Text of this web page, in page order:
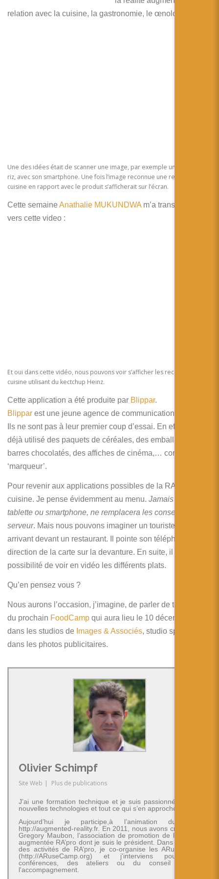
relation avec la cuisine, la gastronomie, le œnologie…
Une des idées était de scanner une image, par exemple un paquet de
riz, avec son smartphone. Une fois l’image reconnue une recette de
cuisine en rapport avec le produit s’afficherait sur l’écran.
Cette semaine Anathalie MUKUNDWA m’a transmit un lien
vers cette video :
Et oui dans cette vidéo, nous pouvons voir s’afficher les recettes de
cuisine utilisant du kectchup Heinz.
Cette application a été produite par Blippar.
Blippar est une jeune agence de communication anglaise.
Ils ne sont pas à leur premier coup d’essai. En effet, ils ont
déjà utilisé des paquets de céréales, des emballages de
barres chocolatés, des affiches de cinéma,… comme
‘marqueur’.
Pour revenir aux applications possibles de la RA et la
cuisine. Je pense évidemment au menu. Jamais un device,
tablette ou smartphone, ne remplacera les conseils d’un
serveur. Mais nous pouvons imaginer un touriste étranger
arrivant devant un restaurant. Il pointe son téléphone en
direction de la carte sur la devanture. En suite, il a la
possibilité de voir en vidéo les différents plats.
Qu’en pensez vous ?
Nous aurons l’occasion, j’imagine, de parler de tout ça lors
du prochain FoodCamp qui aura lieu le 10 décembre 2011
dans les studios de Images & Associés, studio spécialisé
dans les photos publicitaires.
Olivier Schimpf
Site Web | Plus de publications
J’ai une formation technique et je suis passionné par les
nouvelles technologies et tout ce qui s’en approche.
Aujourd’hui je participe,à l’animation du blog
http://augmented-reality.fr. En 2011, nous avons créé avec
Gregory Maubon, l’association de promotion de la réalité
augmentée RA’pro dont je suis le président. Dans le cadre
des activités de RA’pro, je co-organise les ARuseCamp
(http://ARuseCamp.org) et j'interviens pour des
conférences, des ateliers ou du conseil et de
l'accompagnement.